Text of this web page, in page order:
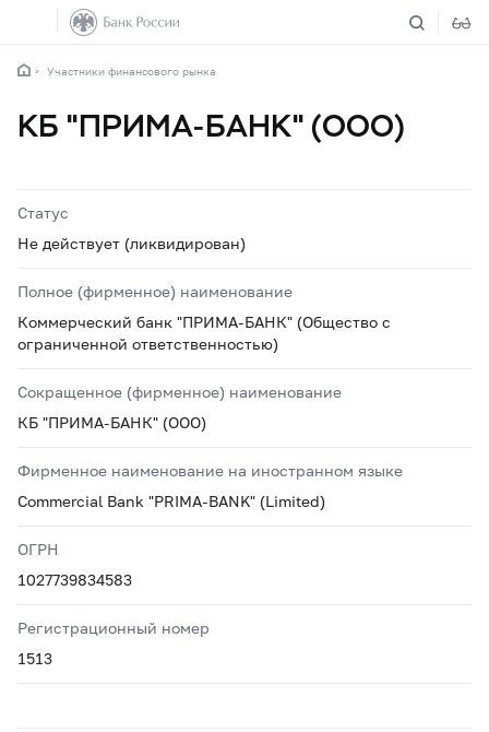
Участники финансового рынка
КБ "ПРИМА-БАНК" (ООО)
Статус
Не действует (ликвидирован)
Полное (фирменное) наименование
Коммерческий банк "ПРИМА-БАНК" (Общество с
ограниченной ответственностью)
Сокращенное (фирменное) наименование
КБ "ПРИМА-БАНК" (ООО)
Фирменное наименование на иностранном языке
Commercial Bank "PRIMA-BANK" (Limited)
ОГРН
1027739834583
Регистрационный номер
1513